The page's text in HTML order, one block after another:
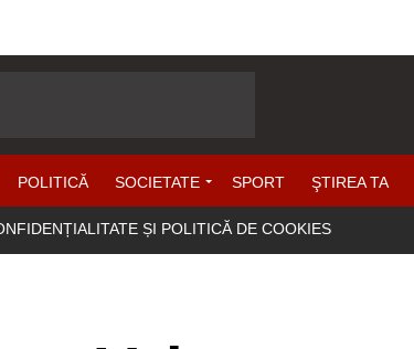
POLITICĂ SOCIETATE SPORT ŞTIREA TA
ȘI POLITICĂ DE COOKIES